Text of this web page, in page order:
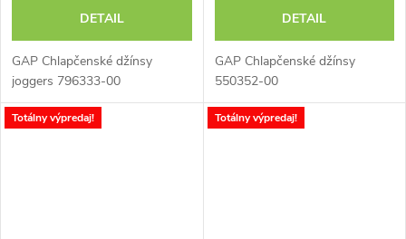
DETAIL
GAP Chlapčenské džínsy
joggers 796333-00
DETAIL
GAP Chlapčenské džínsy
550352-00
Totálny výpredaj! Totálny výpredaj!